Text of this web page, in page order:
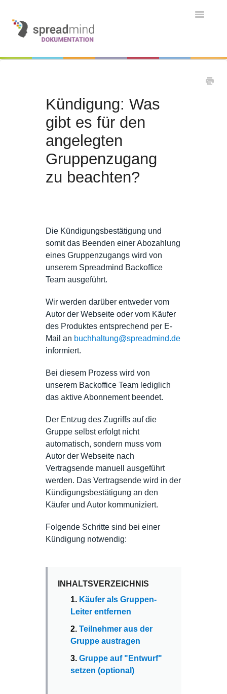
Toggle
Kündigung: Was
gibt es für den
angelegten
Gruppenzugang
zu beachten?
Die Kündigungsbestätigung und
somit das Beenden einer Abozahlung
eines Gruppenzugangs wird von
unserem Spreadmind Backoffice
Team ausgeführt.
Wir werden darüber entweder vom
Autor der Webseite oder vom Käufer
des Produktes entsprechend per E-
Mail an buchhaltung@spreadmind.de
informiert.
Bei diesem Prozess wird von
unserem Backoffice Team lediglich
das aktive Abonnement beendet.
Der Entzug des Zugriffs auf die
Gruppe selbst erfolgt nicht
automatisch, sondern muss vom
Autor der Webseite nach
Vertragsende manuell ausgeführt
werden. Das Vertragsende wird in der
Kündigungsbestätigung an den
Käufer und Autor kommuniziert.
Folgende Schritte sind bei einer
Kündigung notwendig:
INHALTSVERZEICHNIS
1. Käufer als Gruppen-
Leiter entfernen
2. Teilnehmer aus der
Gruppe austragen
3. Gruppe auf "Entwurf"
setzen (optional)